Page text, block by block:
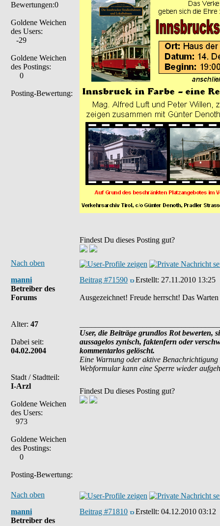
Bewertungen:0
Goldene Weichen
des Users:
-29
Goldene Weichen
des Postings:
0
Posting-Bewertung:
Findest Du dieses Posting gut?
Nach oben
manni
Betreiber des
Forums
Alter: 47
Dabei seit:
04.02.2004
Stadt / Stadtteil:
I-Arzl
Goldene Weichen
des Users:
973
Goldene Weichen
des Postings:
0
Posting-Bewertung:
Beitrag #71590 Erstellt: 27.11.2010 13:25
Ausgezeichnet! Freude herrscht! Das
User, die Beiträge grundlos Rot bewerten,
aussagelos zynisch, faktenfern oder
kommentarlos gelöscht.
Eine Warnung oder aktive
Webformular kann eine Sperre wieder
Findest Du dieses Posting gut?
Nach oben
manni
Betreiber des
Beitrag #71810 Erstellt: 04.12.2010 03:12